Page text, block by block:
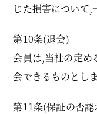
じた損害について,
第10条(退会)
会員は,当社の定め
会できるものとしま
第11条(保証の否